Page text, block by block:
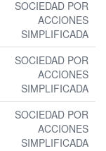
SOCIEDAD POR
ACCIONES
SIMPLIFICADA
SOCIEDAD POR
ACCIONES
SIMPLIFICADA
SOCIEDAD POR
ACCIONES
SIMPLIFICADA